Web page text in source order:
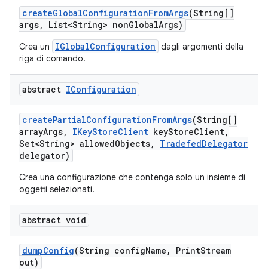
createGlobalConfigurationFromArgs(String[]
args, List<String> nonGlobalArgs)
Crea un IGlobalConfiguration dagli argomenti della
riga di comando.
abstract IConfiguration
createPartialConfigurationFromArgs(String[]
arrayArgs, IKeyStoreClient keyStoreClient,
Set<String> allowedObjects, TradefedDelegator
delegator)
Crea una configurazione che contenga solo un insieme di
oggetti selezionati.
abstract void
dumpConfig(String configName , PrintStream
out)